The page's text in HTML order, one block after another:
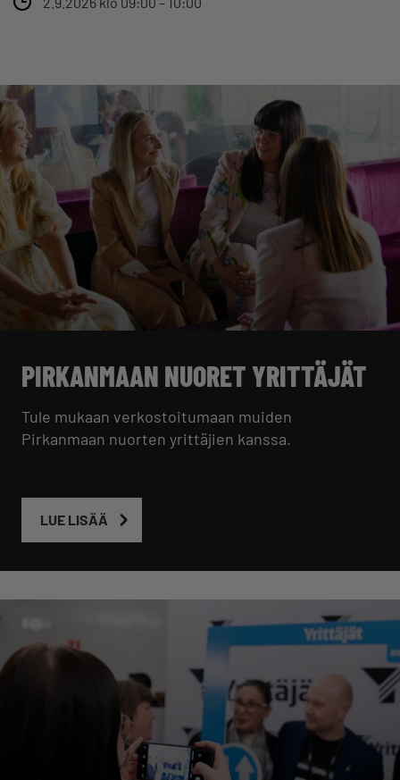
PIRKANMAAN NUORET YRITTÄJÄT
Tule mukaan verkostoitumaan muiden
Pirkanmaan nuorten yrittäjien kanssa.
LUE LISÄÄ